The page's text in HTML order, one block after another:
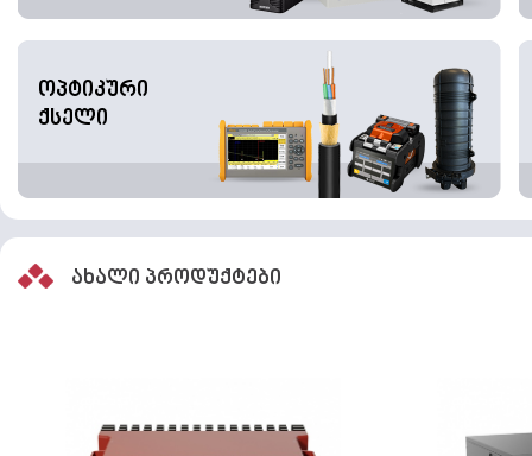
ოპტიკური
ქსელი
ახალი პროდუქტები